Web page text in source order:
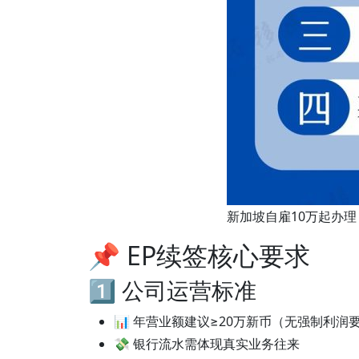
新加坡自雇10万起办理
📌 EP续签核心要求
1️⃣ 公司运营标准
📊 年营业额建议≥20万新币（无强制利润
💸 银行流水需体现真实业务往来